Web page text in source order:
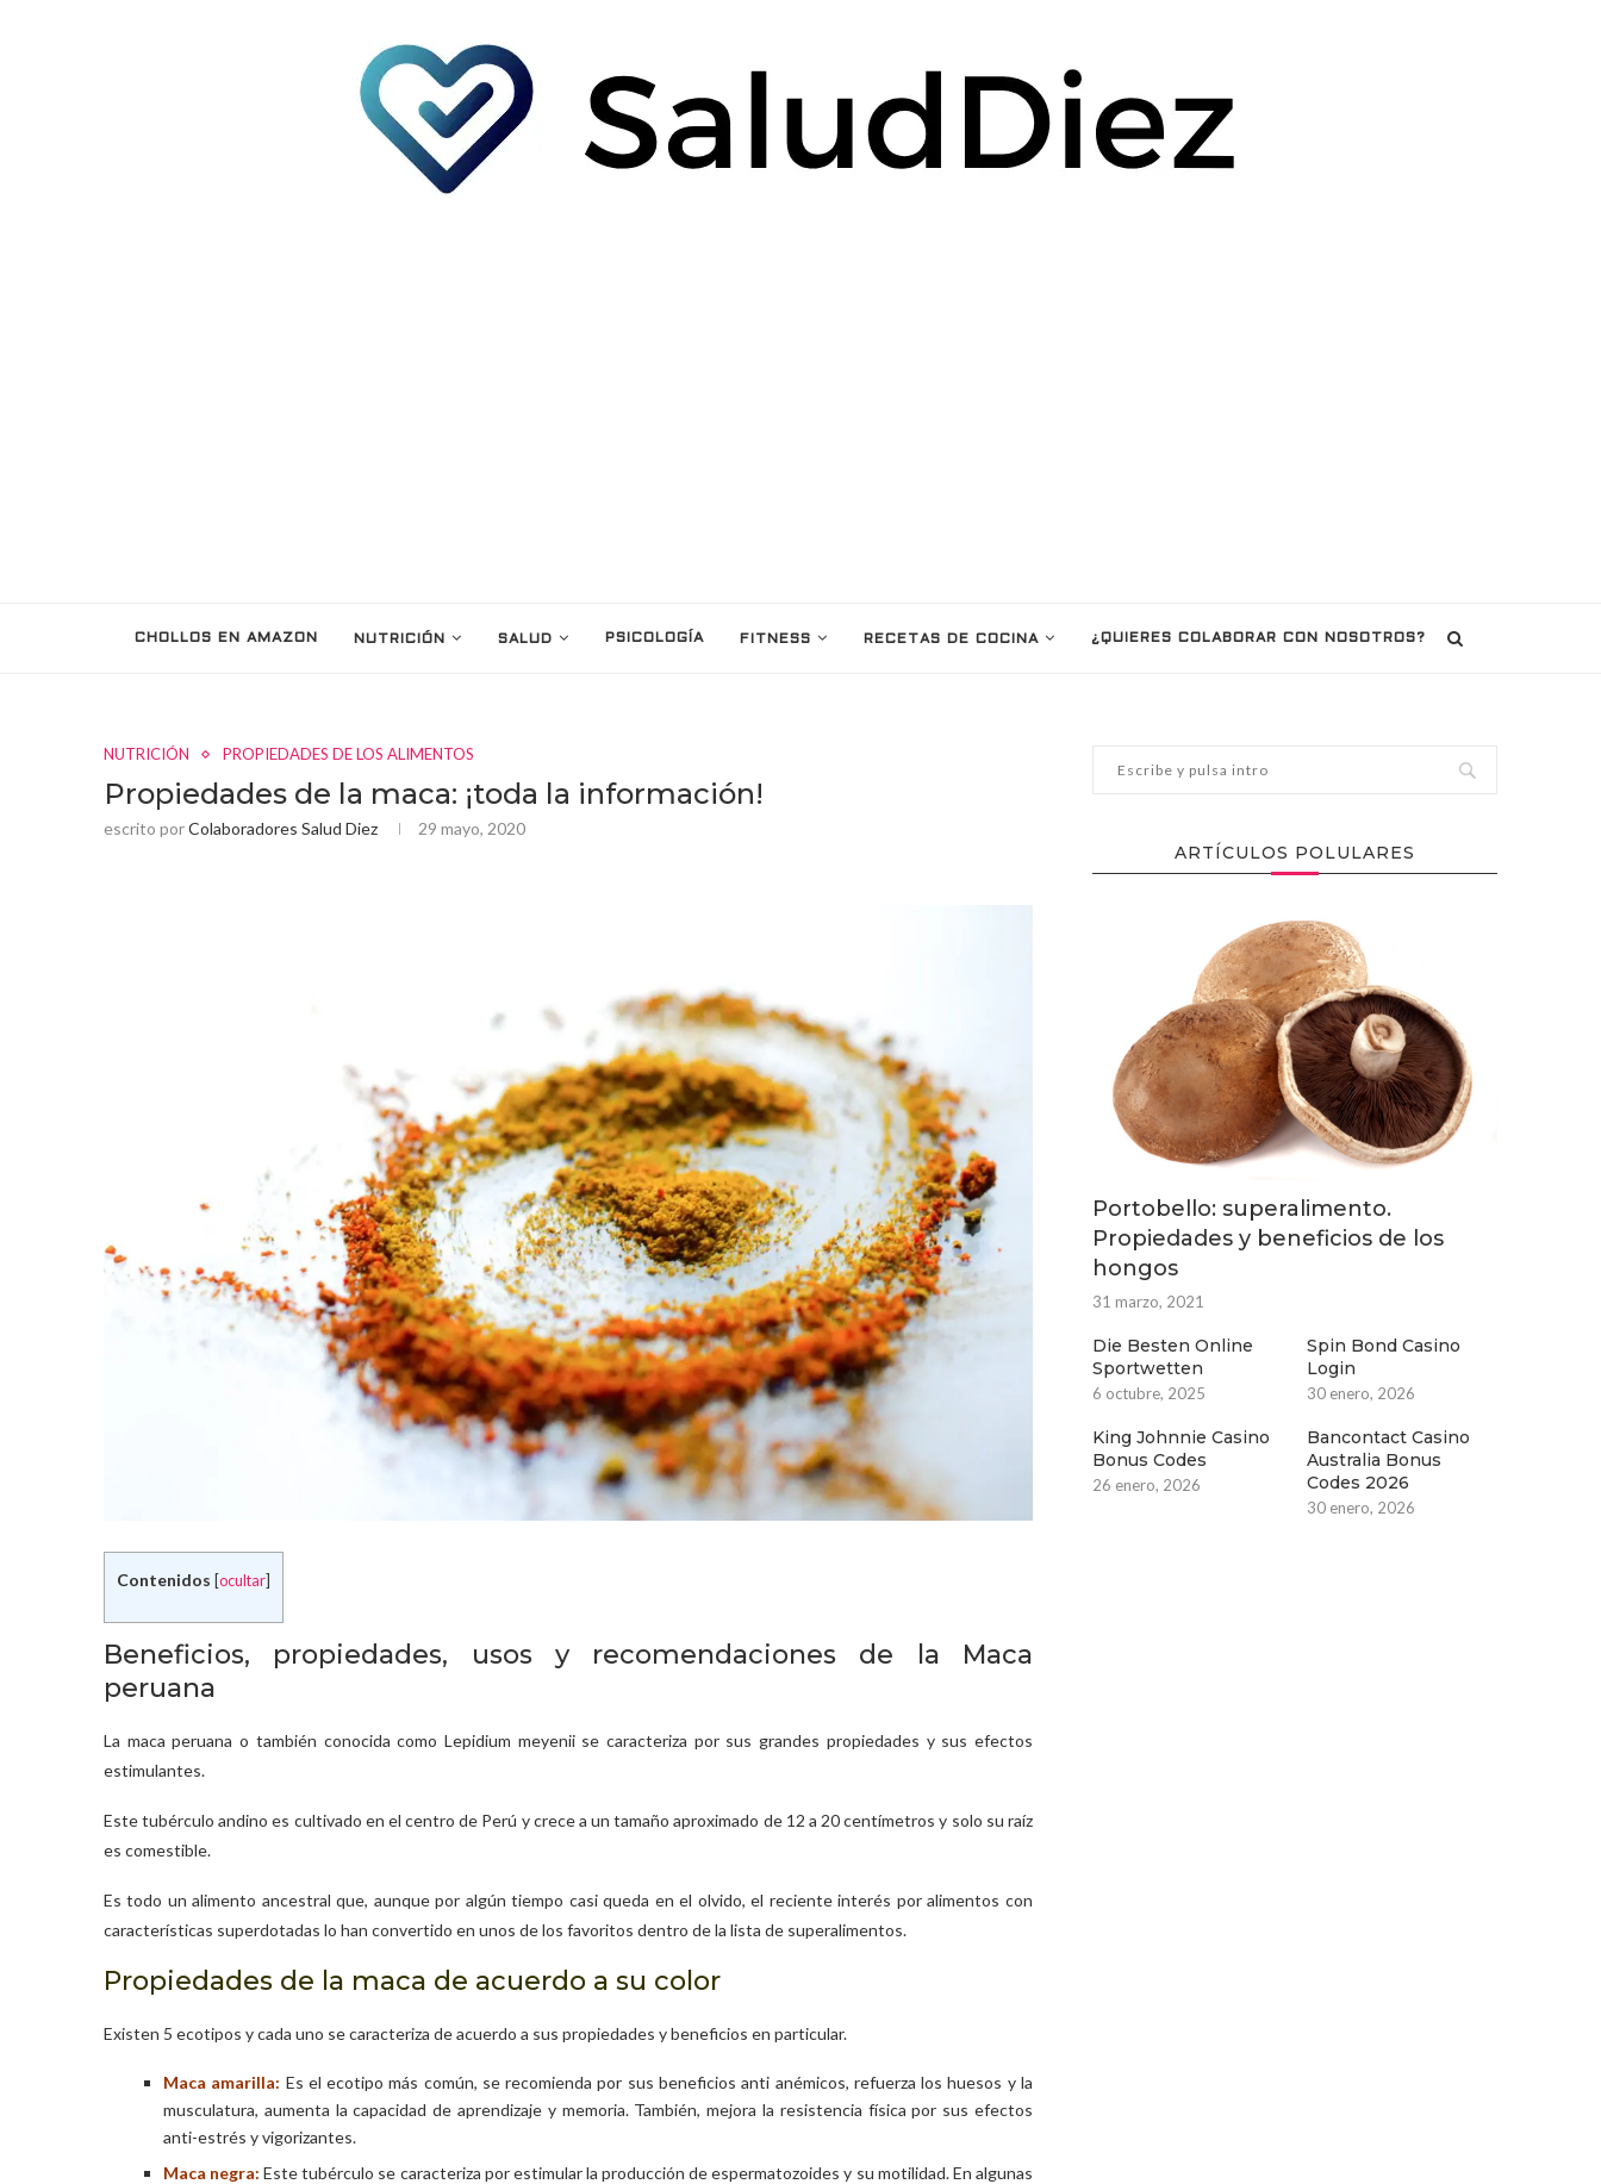
CHOLLOS EN AMAZON NUTRICIÓN SALUD PSICOLOGÍA FITNESS RECETAS DE COCINA ¿QUIERES COLABORAR CON NOSOTROS?
NUTRICIÓN PROPIEDADES DE LOS ALIMENTOS
Propiedades de la maca: ¡toda la información!
escrito porColaboradores Salud Diez 29 mayo, 2020
Contenidos [ocultar]
Beneficios, propiedades, usos y recomendaciones de la Maca
peruana
La maca peruana o también conocida como Lepidium meyenii se caracteriza por sus grandes propiedades y sus efectos
estimulantes.
Este tubérculo andino es cultivado en el centro de Perú y crece a un tamaño aproximado de 12 a 20 centímetros y solo su raíz
es comestible.
Es todo un alimento ancestral que, aunque por algún tiempo casi queda en el olvido, el reciente interés por alimentos con
características superdotadas lo han convertido en unos de los favoritos dentro de la lista de superalimentos.
Propiedades de la maca de acuerdo a su color
Existen 5 ecotipos y cada uno se caracteriza de acuerdo a sus propiedades y beneficios en particular.
Maca amarilla: Es el ecotipo más común, se recomienda por sus beneficios anti anémicos, refuerza los huesos y la
musculatura, aumenta la capacidad de aprendizaje y memoria. También, mejora la resistencia física por sus efectos
anti-estrés y vigorizantes.
Maca negra: Este tubérculo se caracteriza por estimular la producción de espermatozoides y su motilidad. En algunas
ARTÍCULOS POLULARES
Portobello: superalimento.
Propiedades y beneficios de los
hongos
31 marzo, 2021
Die Besten Online
Sportwetten
6 octubre, 2025
Spin Bond Casino
Login
30 enero, 2026
King Johnnie Casino
Bonus Codes
26 enero, 2026
Bancontact Casino
Australia Bonus
Codes 2026
30 enero, 2026